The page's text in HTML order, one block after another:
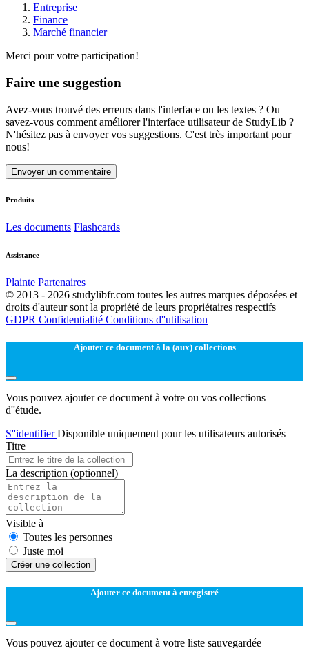
Entreprise
Finance
Marché financier
Merci pour votre participation!
Faire une suggestion
Avez-vous trouvé des erreurs dans l'interface ou les textes ? Ou
savez-vous comment améliorer l'interface utilisateur de StudyLib ?
N'hésitez pas à envoyer vos suggestions. C'est très important pour
nous!
Envoyer un commentaire
Produits
Les documents Flashcards
Assistance
Plainte Partenaires
© 2013 - 2026 studylibfr.com toutes les autres marques déposées et
droits d'auteur sont la propriété de leurs propriétaires respectifs
GDPR Confidentialité Conditions d''utilisation
Ajouter ce document à la (aux) collections
Vous pouvez ajouter ce document à votre ou vos collections
d''étude.
S''identifierDisponible uniquement pour les utilisateurs autorisés
Titre
La description (optionnel)
Visible à
Toutes les personnes
Juste moi
Créer une collection
Ajouter ce document à enregistré
Vous pouvez ajouter ce document à votre liste sauvegardée